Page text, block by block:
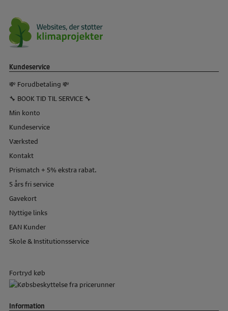
Kundeservice
💸 Forudbetaling 💸
🔧 BOOK TID TIL SERVICE 🔧
Min konto
Kundeservice
Værksted
Kontakt
Prismatch + 5% ekstra rabat.
5 års fri service
Gavekort
Nyttige links
EAN Kunder
Skole & Institutionsservice
Fortryd køb
Information